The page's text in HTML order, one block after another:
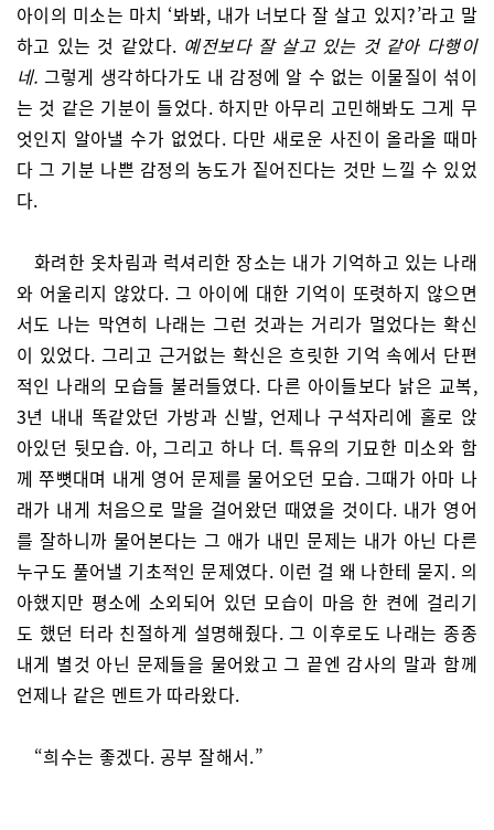
아이의 미소는 마치 ‘봐봐, 내가 너보다 잘 살고 있지?’라고 말
하고 있는 것 같았다. 예전보다 잘 살고 있는 것 같아 다행이
네. 그렇게 생각하다가도 내 감정에 알 수 없는 이물질이 섞이
는 것 같은 기분이 들었다. 하지만 아무리 고민해봐도 그게 무
엇인지 알아낼 수가 없었다. 다만 새로운 사진이 올라올 때마
다 그 기분 나쁜 감정의 농도가 짙어진다는 것만 느낄 수 있었
다.
화려한 옷차림과 럭셔리한 장소는 내가 기억하고 있는 나래
와 어울리지 않았다. 그 아이에 대한 기억이 또렷하지 않으면
서도 나는 막연히 나래는 그런 것과는 거리가 멀었다는 확신
이 있었다. 그리고 근거없는 확신은 흐릿한 기억 속에서 단편
적인 나래의 모습들 불러들였다. 다른 아이들보다 낡은 교복,
3년 내내 똑같았던 가방과 신발, 언제나 구석자리에 홀로 앉
아있던 뒷모습. 아, 그리고 하나 더. 특유의 기묘한 미소와 함
께 쭈뼛대며 내게 영어 문제를 물어오던 모습. 그때가 아마 나
래가 내게 처음으로 말을 걸어왔던 때였을 것이다. 내가 영어
를 잘하니까 물어본다는 그 애가 내민 문제는 내가 아닌 다른
누구도 풀어낼 기초적인 문제였다. 이런 걸 왜 나한테 묻지. 의
아했지만 평소에 소외되어 있던 모습이 마음 한 켠에 걸리기
도 했던 터라 친절하게 설명해줬다. 그 이후로도 나래는 종종
내게 별것 아닌 문제들을 물어왔고 그 끝엔 감사의 말과 함께
언제나 같은 멘트가 따라왔다.
“희수는 좋겠다. 공부 잘해서.”